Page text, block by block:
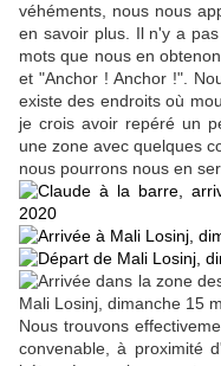
véhéments, nous nous
en savoir plus. Il n'y a
mots que nous en
et "Anchor ! Anchor !".
existe des endroits où
je crois avoir repéré un
une zone avec quelques
nous pourrons nous en
Nous trouvons
convenable, à proximité